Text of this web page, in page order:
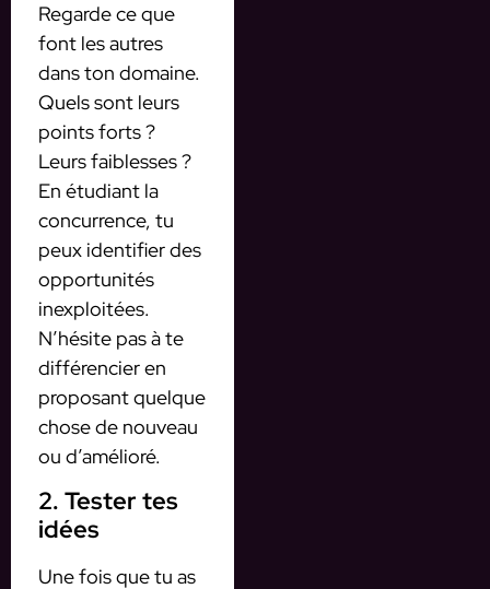
Regarde ce que
font les autres
dans ton domaine.
Quels sont leurs
points forts ?
Leurs faiblesses ?
En étudiant la
concurrence, tu
peux identifier des
opportunités
inexploitées.
N’hésite pas à te
différencier en
proposant quelque
chose de nouveau
ou d’amélioré.
2. Tester tes
idées
Une fois que tu as